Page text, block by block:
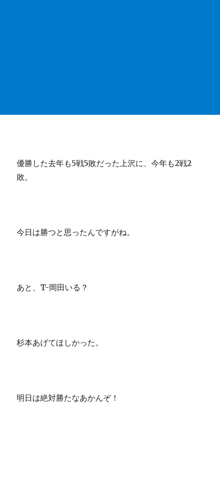
優勝した去年も5戦5敗だった上沢に、今年も2戦2
敗。
今日は勝つと思ったんですがね。
あと、T-岡田いる？
杉本あげてほしかった。
明日は絶対勝たなあかんぞ！